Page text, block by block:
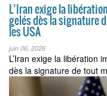
L’Iran exige la
gelés dès la signature
les USA
juin 06, 2026
L’Iran exige la libération
dès la signature de tout